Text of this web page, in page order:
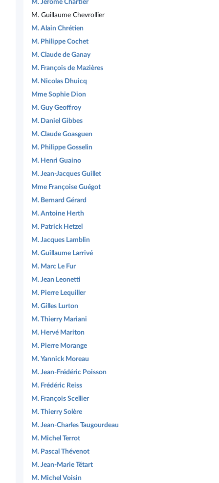
M. Jérôme Chartier
M. Guillaume Chevrollier
M. Alain Chrétien
M. Philippe Cochet
M. Claude de Ganay
M. François de Mazières
M. Nicolas Dhuicq
Mme Sophie Dion
M. Guy Geoffroy
M. Daniel Gibbes
M. Claude Goasguen
M. Philippe Gosselin
M. Henri Guaino
M. Jean-Jacques Guillet
Mme Françoise Guégot
M. Bernard Gérard
M. Antoine Herth
M. Patrick Hetzel
M. Jacques Lamblin
M. Guillaume Larrivé
M. Marc Le Fur
M. Jean Leonetti
M. Pierre Lequiller
M. Gilles Lurton
M. Thierry Mariani
M. Hervé Mariton
M. Pierre Morange
M. Yannick Moreau
M. Jean-Frédéric Poisson
M. Frédéric Reiss
M. François Scellier
M. Thierry Solère
M. Jean-Charles Taugourdeau
M. Michel Terrot
M. Pascal Thévenot
M. Jean-Marie Tétart
M. Michel Voisin